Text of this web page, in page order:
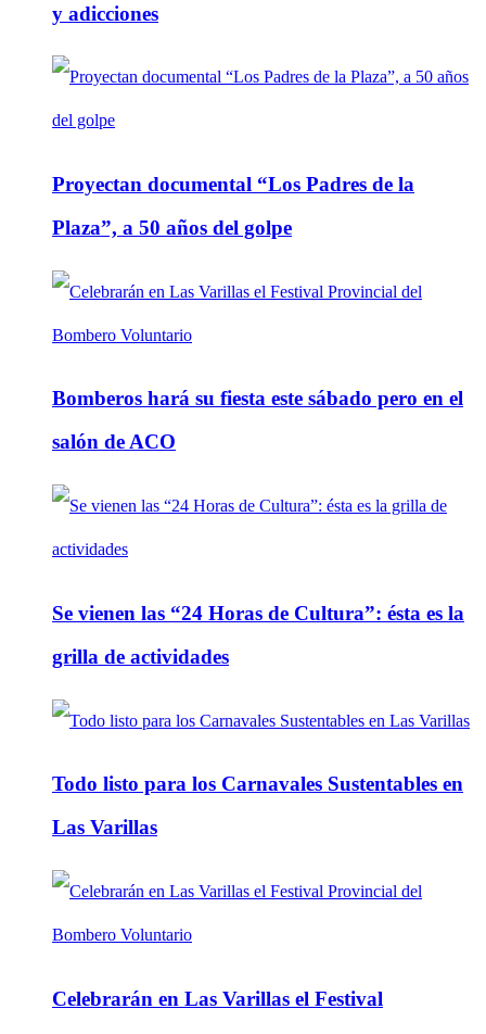
y adicciones
Proyectan documental “Los Padres de la
Plaza”, a 50 años del golpe
Bomberos hará su fiesta este sábado pero en el
salón de ACO
Se vienen las “24 Horas de Cultura”: ésta es la
grilla de actividades
Todo listo para los Carnavales Sustentables en
Las Varillas
Celebrarán en Las Varillas el Festival